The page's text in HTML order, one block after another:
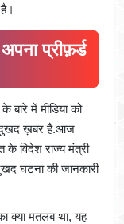
प्रीफ़र्ड
बारे में मीडिया को
दुखद ख़बर है.आज
विदेश राज्य मंत्री
घटना की जानकारी
क्या मतलब था, यह